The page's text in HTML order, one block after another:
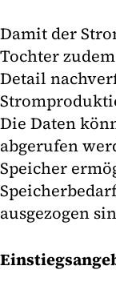
Damit der
Tochter
Detail
Die Daten
abgerufen
Speicher
ausgezogen